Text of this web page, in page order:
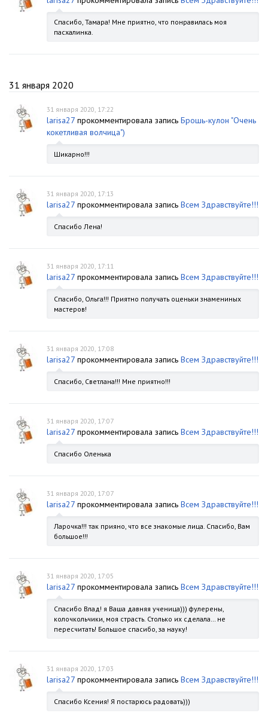
Спасибо, Тамара! Мне приятно, что понравилась моя
пасхалинка.
31 января 2020
31 января 2020, 17:22
larisa27 прокомментировала запись Брошь-кулон "Очень
кокетливая волчица")
Шикарно!!!
31 января 2020, 17:13
larisa27 прокомментировала запись Всем Здравствуйте!!!
Спасибо Лена!
31 января 2020, 17:11
larisa27 прокомментировала запись Всем Здравствуйте!!!
Спасибо, Ольга!!! Приятно получать оценьки знамениных
мастеров!
31 января 2020, 17:08
larisa27 прокомментировала запись Всем Здравствуйте!!!
Спасибо, Светлана!!! Мне приятно!!!
31 января 2020, 17:07
larisa27 прокомментировала запись Всем Здравствуйте!!!
Спасибо Оленька
31 января 2020, 17:07
larisa27 прокомментировала запись Всем Здравствуйте!!!
Ларочка!!! так прияно, что все знакомые лица. Спасибо, Вам
большое!!!
31 января 2020, 17:05
larisa27 прокомментировала запись Всем Здравствуйте!!!
Спасибо Влад! я Ваша давняя ученица))) фулерены,
колочкольчики, моя страсть. Столько их сделала… не
пересчитать! Большое спасибо, за науку!
31 января 2020, 17:03
larisa27 прокомментировала запись Всем Здравствуйте!!!
Спасибо Ксения! Я постарюсь радовать)))